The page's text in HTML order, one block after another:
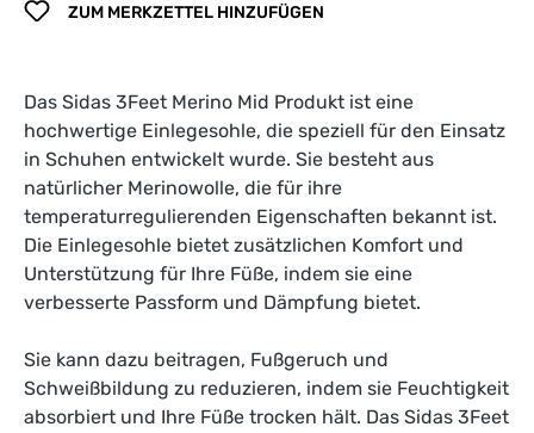
ZUM MERKZETTEL HINZUFÜGEN
Das Sidas 3Feet Merino Mid Produkt ist eine
hochwertige Einlegesohle, die speziell für den Einsatz
in Schuhen entwickelt wurde. Sie besteht aus
natürlicher Merinowolle, die für ihre
temperaturregulierenden Eigenschaften bekannt ist.
Die Einlegesohle bietet zusätzlichen Komfort und
Unterstützung für Ihre Füße, indem sie eine
verbesserte Passform und Dämpfung bietet.
Sie kann dazu beitragen, Fußgeruch und
Schweißbildung zu reduzieren, indem sie Feuchtigkeit
absorbiert und Ihre Füße trocken hält. Das Sidas 3Feet